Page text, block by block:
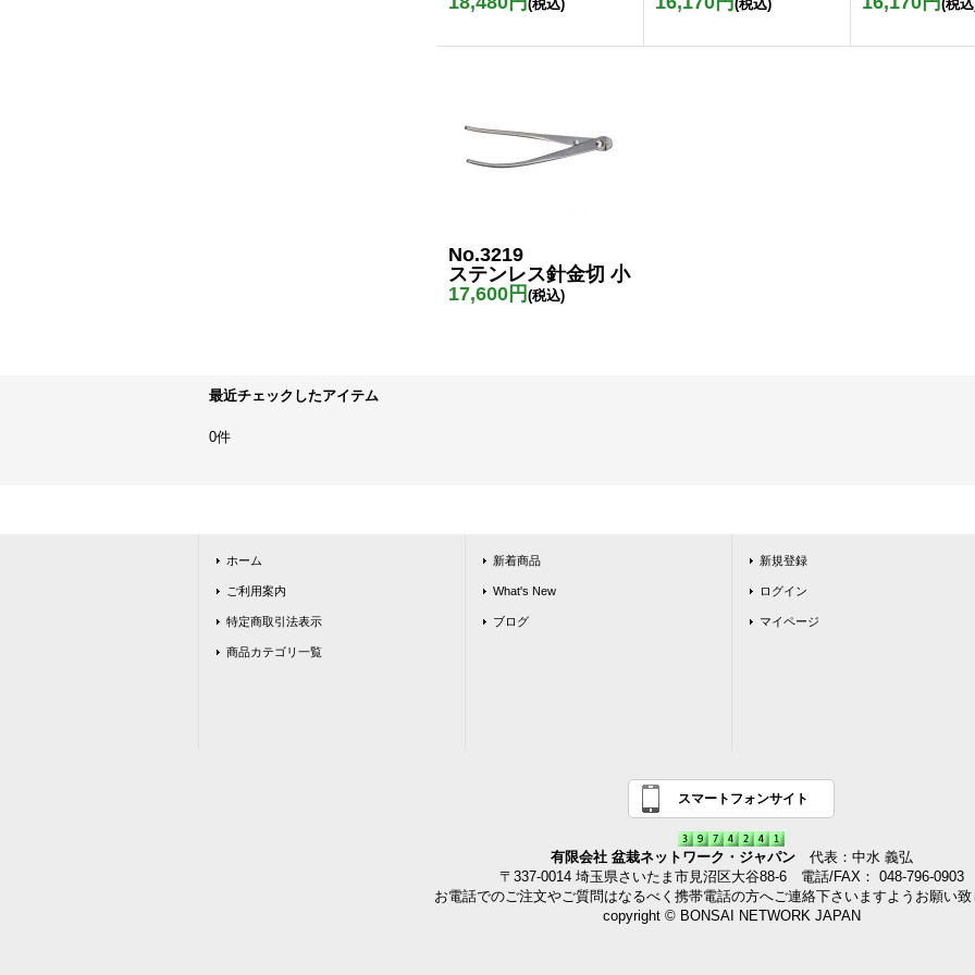
(税込) (税込) (税
No.3219
ステンレス針金切 小
17,600円 (税込)
最近チェックしたアイテム
0件
ホーム
ご利用案内
特定商取引法表示
商品カテゴリ一覧
新着商品
What's New
ブログ
新規登録
ログイン
マイページ
スマートフォンサイト
有限会社 盆栽ネットワーク・ジャパン代表：中水 義弘
〒337-0014 埼玉県さいたま市見沼区大谷88-6 電話/FAX： 048-796-0903
お電話でのご注文やご質問はなるべく携帯電話の方へご連絡下さいますようお願い致
copyright © BONSAI NETWORK JAPAN